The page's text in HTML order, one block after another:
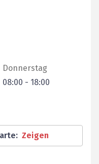
Donnerstag
08:00 - 18:00
: Zeigen